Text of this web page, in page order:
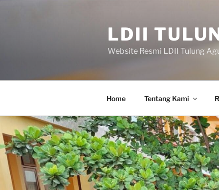
LDII
Website Resmi LDII Tulung
Home Tentang Kami